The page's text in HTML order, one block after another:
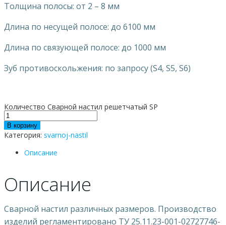
Толщина полосы: от 2 – 8 мм
Длина по несущей полосе: до 6100 мм
Длина по связующей полосе: до 1000 мм
Зуб противоскольжения: по запросу (S4, S5, S6)
Количество Сварной настил решетчатый SP
В корзину
Категория: svarnoj-nastil
Описание
Описание
Сварной настил различных размеров. Производство
изделий регламентировано ТУ 25.11.23-001-02727746-